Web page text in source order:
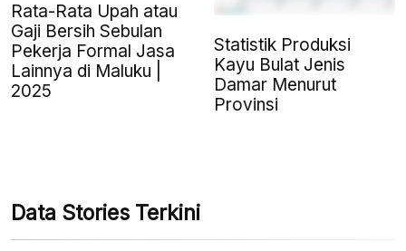
Rata-Rata Upah atau
Gaji Bersih Sebulan
Pekerja Formal Jasa
Lainnya di Maluku |
2025
Statistik Produksi
Kayu Bulat Jenis
Damar Menurut
Provinsi
Data Stories Terkini